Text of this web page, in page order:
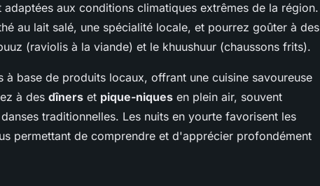
aux conditions climatiques extrêmes de la région.
au lait salé, une spécialité locale, et pourrez goûter à des
(raviolis à la viande) et le khuushuur (chaussons frits).
à base de produits locaux, offrant une cuisine savoureuse
à des dîners et pique-niques en plein air, souvent
traditionnelles. Les nuits en yourte favorisent les
permettant de comprendre et d'apprécier profondément